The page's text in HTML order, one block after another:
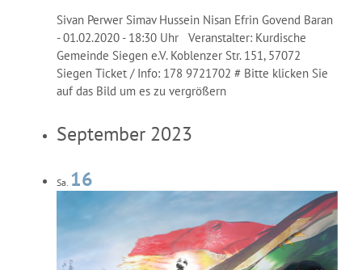
Sivan Perwer Simav Hussein Nisan Efrin Govend Baran
- 01.02.2020 - 18:30 Uhr Veranstalter: Kurdische
Gemeinde Siegen e.V. Koblenzer Str. 151, 57072
Siegen Ticket / Info: 178 9721702 # Bitte klicken Sie
auf das Bild um es zu vergrößern
September 2023
Sa. 16